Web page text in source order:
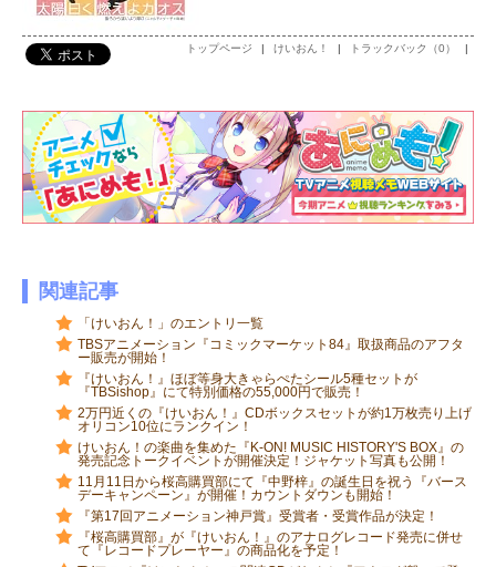
トップページ | けいおん！ | トラックバック（0） |
関連記事
「けいおん！」のエントリ一覧
TBSアニメーション『コミックマーケット84』取扱商品のアフタ
ー販売が開始！
『けいおん！』ほぼ等身大きゃらぺたシール5種セットが
『TBSishop』にて特別価格の55,000円で販売！
2万円近くの『けいおん！』CDボックスセットが約1万枚売り上げ
オリコン10位にランクイン！
けいおん！の楽曲を集めた『K-ON! MUSIC HISTORY'S BOX』の
発売記念トークイベントが開催決定！ジャケット写真も公開！
11月11日から桜高購買部にて『中野梓』の誕生日を祝う『バース
デーキャンペーン』が開催！カウントダウンも開始！
『第17回アニメーション神戸賞』受賞者・受賞作品が決定！
『桜高購買部』が『けいおん！』のアナログレコード発売に併せ
て『レコードプレーヤー』の商品化を予定！